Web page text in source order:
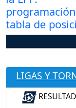
LIGAS Y